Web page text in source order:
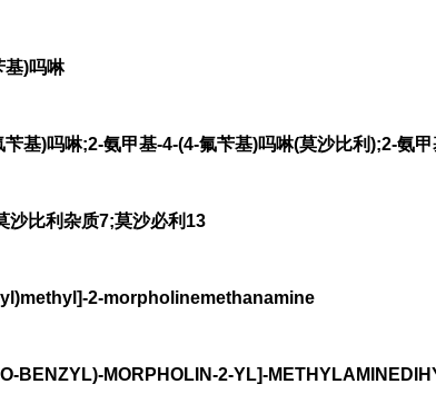
基)吗啉
基)吗啉;2-氨甲基-4-(4-氟苄基)吗啉(莫沙比利);2-氨
沙比利杂质7;莫沙必利13
2-morpholinemethanamine
BENZYL)-MORPHOLIN-2-YL]-